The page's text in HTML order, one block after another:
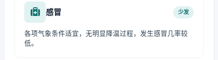
感冒 少发
各项气象条件适宜，无明显降温过程，发生感冒几率较
低。